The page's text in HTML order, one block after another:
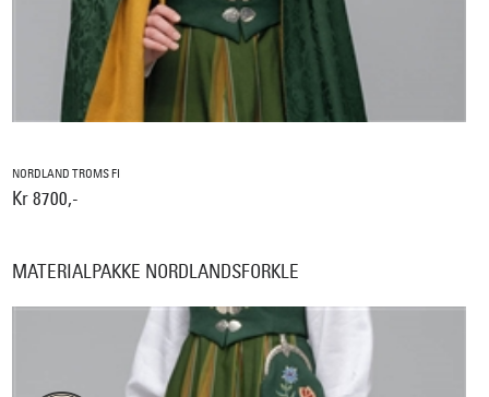
NORDLAND TROMS FI
Kr 8700,-
MATERIALPAKKE NORDLANDSFORKLE